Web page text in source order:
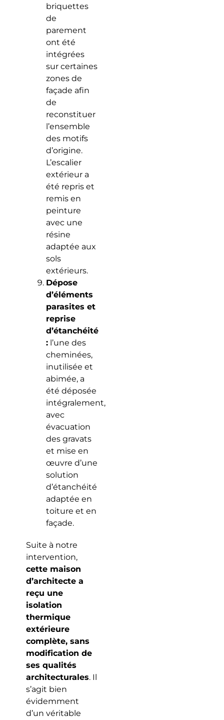
briquettes
de
parement
ont été
intégrées
sur certaines
zones de
façade afin
de
reconstituer
l’ensemble
des motifs
d’origine.
L’escalier
extérieur a
été repris et
remis en
peinture
avec une
résine
adaptée aux
sols
extérieurs.
Dépose
d’éléments
parasites et
reprise
d’étanchéité
:l’une des
cheminées,
inutilisée et
abimée, a
été déposée
intégralement,
avec
évacuation
des gravats
et mise en
œuvre d’une
solution
d’étanchéité
adaptée en
toiture et en
façade.
Suite à notre
intervention,
cette maison
d’architecte a
reçu une
isolation
thermique
extérieure
complète, sans
modification de
ses qualités
architecturales. Il
s’agit bien
évidemment
d’un véritable